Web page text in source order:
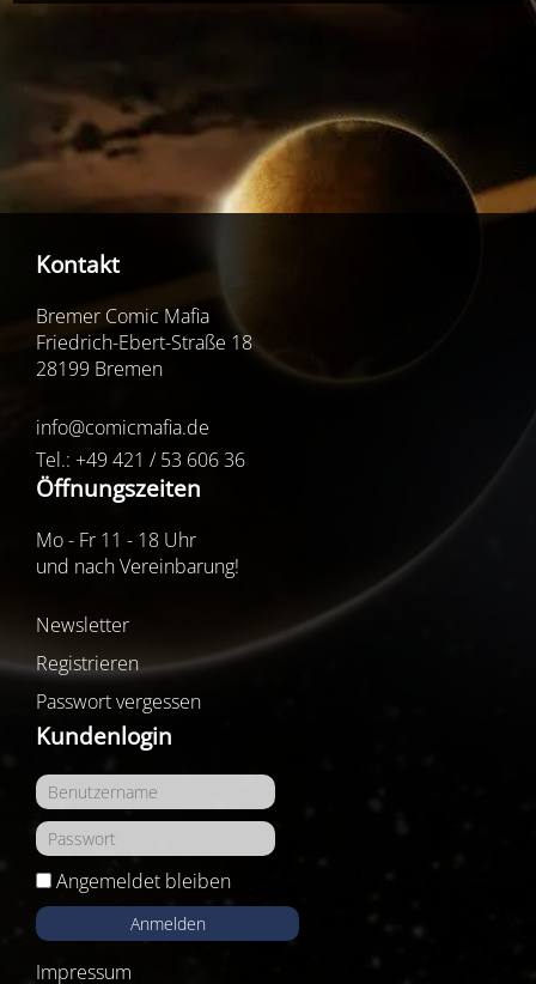
Kontakt
Bremer Comic Mafia
Friedrich-Ebert-Straße 18
28199 Bremen
info@comicmafia.de
Tel.: +49 421 / 53 606 36
Öffnungszeiten
Mo - Fr 11 - 18 Uhr
und nach Vereinbarung!
Newsletter
Registrieren
Passwort vergessen
Kundenlogin
Angemeldet bleiben
Anmelden
Impressum